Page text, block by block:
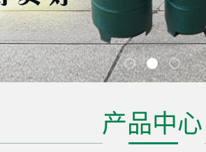
产品中心